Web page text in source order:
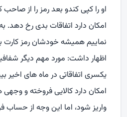
او را کپی کندو بعد رمز را از
امکان دارد اتفاقات بدی رخ
نماییم همیشه خودشان رمز کارت
اظهار داشت: مورد مهم دیگر
یکسری اتفاقاتی در ماه های
امکان دارد کالایی فروخته و
واریز شود، اما این وجه از حساب